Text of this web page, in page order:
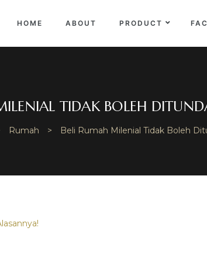
HOME ABOUT PRODUCT
TIDAK BOLEH
Rumah > Beli Rumah Milenial Tidak Boleh